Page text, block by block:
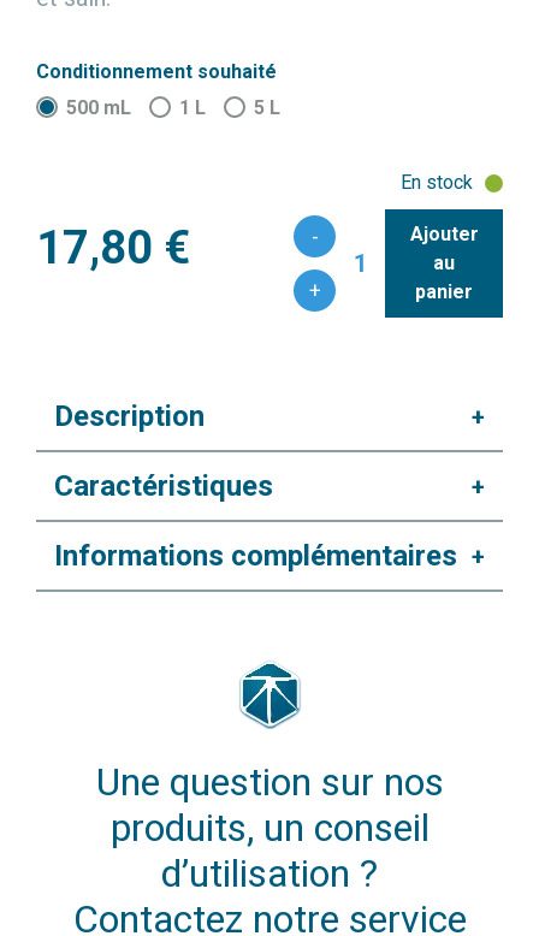
Conditionnement souhaité
500 mL
1 L 5 L
17,80 €
En stock
Ajouter
au
panier
-
+
1
Description +
Caractéristiques +
Informations complémentaires +
Une question sur nos
produits, un conseil
d’utilisation ?
Contactez notre service